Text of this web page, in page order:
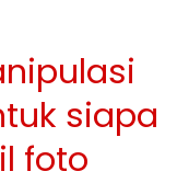
siapa
foto